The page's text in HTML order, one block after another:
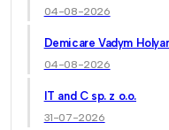
04-08-2026
Demicare Vadym
04-08-2026
IT and C sp. z o.o.
31-07-2026